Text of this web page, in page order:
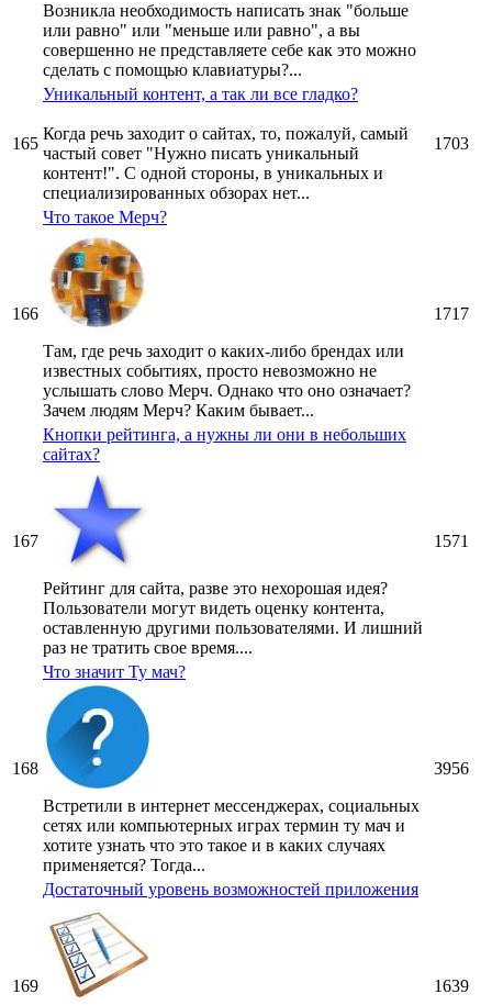
Возникла необходимость написать знак "больше
или равно" или "меньше или равно", а вы
совершенно не представляете себе как это можно
сделать с помощью клавиатуры?...
165
Уникальный контент, а так ли все гладко?
Когда речь заходит о сайтах, то, пожалуй, самый
частый совет "Нужно писать уникальный
контент!". С одной стороны, в уникальных и
специализированных обзорах нет...
1703
166
Что такое Мерч?
Там, где речь заходит о каких-либо брендах или
известных событиях, просто невозможно не
услышать слово Мерч. Однако что оно означает?
Зачем людям Мерч? Каким бывает...
1717
167
Кнопки рейтинга, а нужны ли они в небольших
сайтах?
Рейтинг для сайта, разве это нехорошая идея?
Пользователи могут видеть оценку контента,
оставленную другими пользователями. И лишний
раз не тратить свое время....
1571
168
Что значит Ту мач?
Встретили в интернет мессенджерах, социальных
сетях или компьютерных играх термин ту мач и
хотите узнать что это такое и в каких случаях
применяется? Тогда...
3956
169
Достаточный уровень возможностей приложения
1639